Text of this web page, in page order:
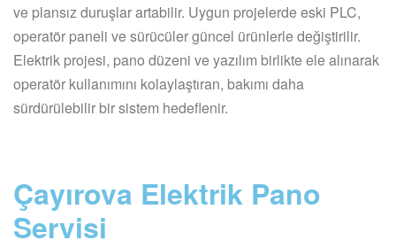
ve plansız duruşlar artabilir. Uygun projelerde eski PLC,
operatör paneli ve sürücüler güncel ürünlerle değiştirilir.
Elektrik projesi, pano düzeni ve yazılım birlikte ele alınarak
operatör kullanımını kolaylaştıran, bakımı daha
sürdürülebilir bir sistem hedeflenir.
Çayırova Elektrik Pano
Servisi